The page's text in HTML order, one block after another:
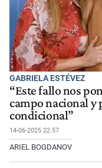
GABRIELA ESTÉVEZ
“Este fallo nos
campo nacional y
condicional”
14-06-2025 22:57
ARIEL BOGDANOV